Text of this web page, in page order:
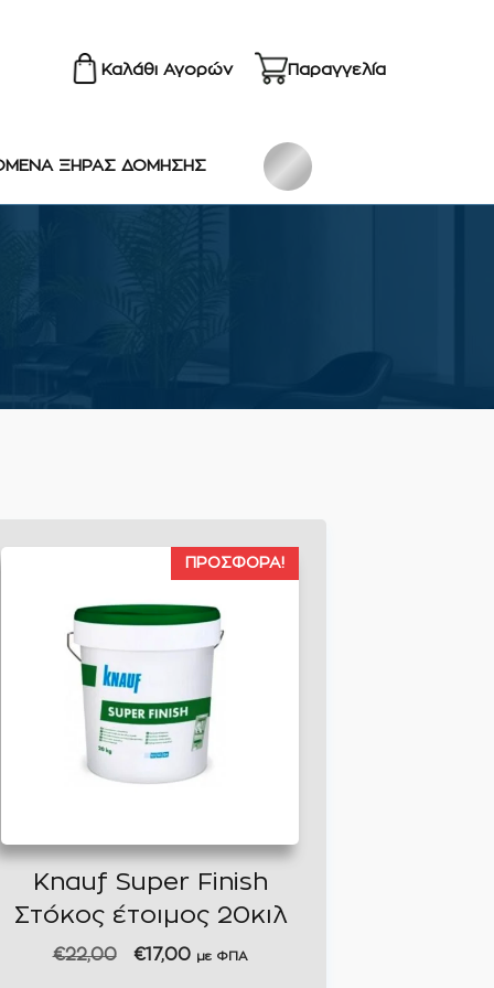
Καλάθι Αγορών Παραγγελία
ΞΗΡΑΣ ΔΟΜΗΣΗΣ
ΠΡΟΣΦΟΡΆ!
Knauf Super Finish
Στόκος έτοιμος 20κιλ
€22,00
Original
€17,00Ημε ΦΠΑ